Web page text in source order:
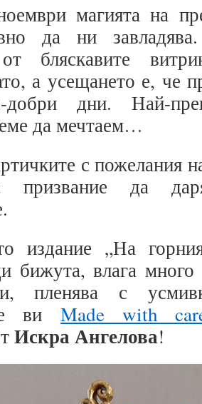
магията на
да ни
бляскавите
а усещането е, че
добри дни. Най-
да мечтаем…
с пожелания
призвание да
издание „На
бижута, влага
пленява с
виMade with
Искра Ангелова!